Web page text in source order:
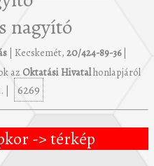
| Kecskemét, 20/424-89-36|
az Oktatási Hivatalhonlapjáról
6269
-> térkép